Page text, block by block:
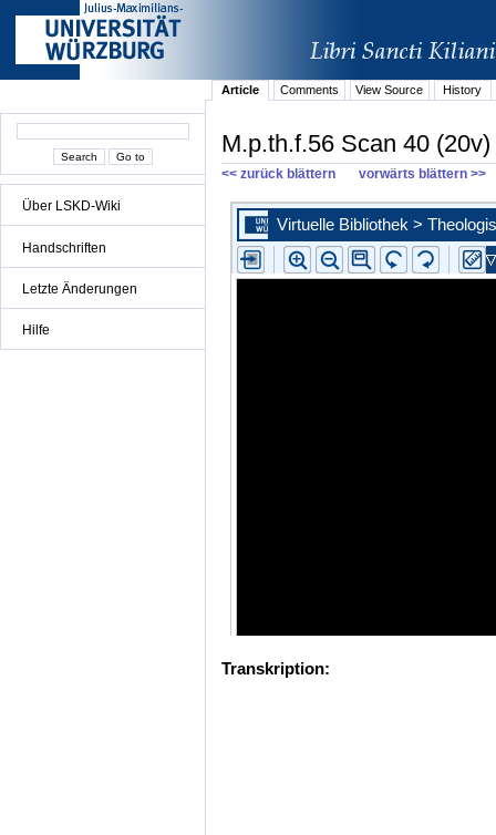
Über LSKD-Wiki
Handschriften
Letzte Änderungen
Hilfe
Article Comments View Source History
M.p.th.f.56 Scan 40 (20v)
<< zurück blättern vorwärts blättern >>
Transkription: